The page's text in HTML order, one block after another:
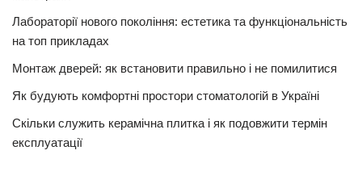
Лабораторії нового покоління: естетика та функціональність
на топ прикладах
Монтаж дверей: як встановити правильно і не помилитися
Як будують комфортні простори стоматологій в Україні
Скільки служить керамічна плитка і як подовжити термін
експлуатації